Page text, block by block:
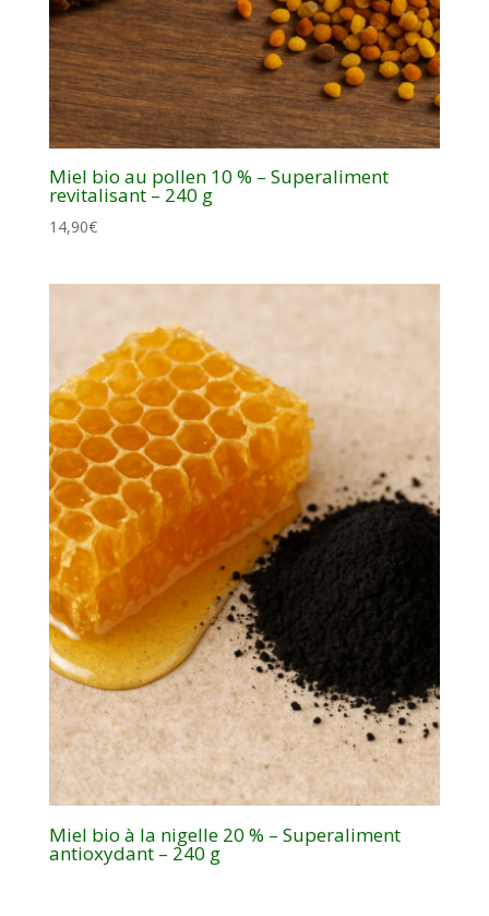
Miel bio au pollen 10 % – Superaliment
revitalisant – 240 g
14,90€
Miel bio à la nigelle 20 % – Superaliment
antioxydant – 240 g